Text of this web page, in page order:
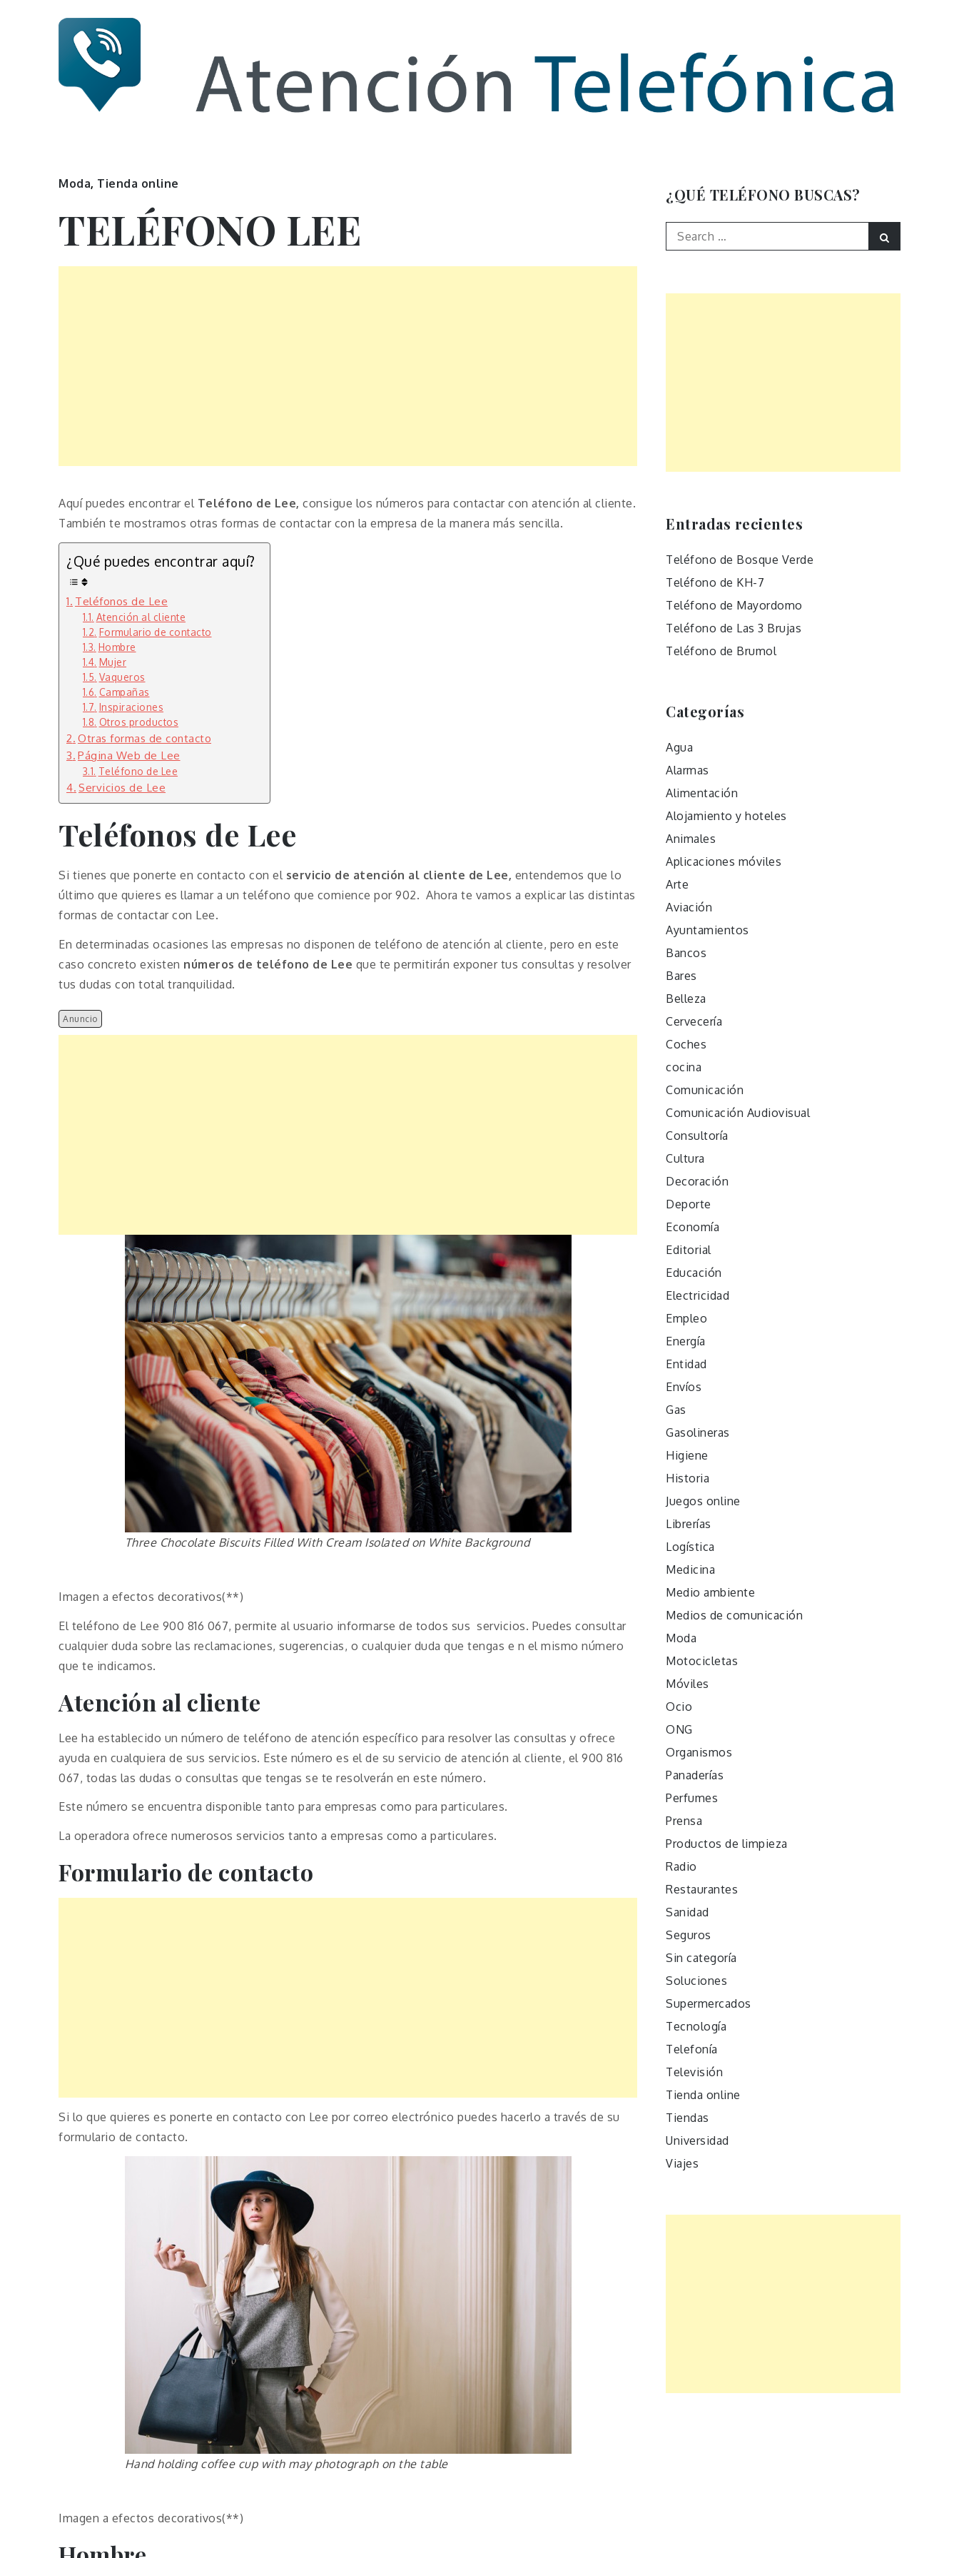
Numero de Información
Moda, Tienda online
TELÉFONO LEE
Aquí puedes encontrar elTeléfono de Lee, consigue los números para contactar con atención al cliente.
También te mostramos otras formas de contactar con la empresa de la manera más sencilla.
¿Qué puedes encontrar aquí?
Teléfonos de Lee
Atención al cliente
Formulario de contacto
Hombre
Mujer
Vaqueros
Campañas
Inspiraciones
Otros productos
Otras formas de contacto
Página Web de Lee
Teléfono de Lee
Servicios de Lee
Teléfonos de Lee
Si tienes que ponerte en contacto con el servicio de atención al cliente de Lee, entendemos que lo
último que quieres es llamar a un teléfono que comience por 902. Ahora te vamos a explicar las distintas
formas de contactar con Lee.
En determinadas ocasiones las empresas no disponen de teléfono de atención al cliente, pero en este
caso concreto existen números de teléfono de Lee que te permitirán exponer tus consultas y resolver
tus dudas con total tranquilidad.
Anuncio
Three Chocolate Biscuits Filled With Cream Isolated on White Background
Imagen a efectos decorativos(**)
El teléfono de Lee 900 816 067, permite al usuario informarse de todos sus servicios. Puedes consultar
cualquier duda sobre las reclamaciones, sugerencias, o cualquier duda que tengas e n el mismo número
que te indicamos.
Atención al cliente
Lee ha establecido un número de teléfono de atención específico para resolver las consultas y ofrece
ayuda en cualquiera de sus servicios. Este número es el de su servicio de atención al cliente, el 900 816
067, todas las dudas o consultas que tengas se te resolverán en este número.
Este número se encuentra disponible tanto para empresas como para particulares.
La operadora ofrece numerosos servicios tanto a empresas como a particulares.
Formulario de contacto
Si lo que quieres es ponerte en contacto con Lee por correo electrónico puedes hacerlo a través de su
formulario de contacto.
Hand holding coffee cup with may photograph on the table
Imagen a efectos decorativos(**)
¿QUÉ TELÉFONO BUSCAS?
Search
for:
Entradas recientes
Teléfono de Bosque Verde
Teléfono de KH-7
Teléfono de Mayordomo
Teléfono de Las 3 Brujas
Teléfono de Brumol
Categorías
Agua
Alarmas
Alimentación
Alojamiento y hoteles
Animales
Aplicaciones móviles
Arte
Aviación
Ayuntamientos
Bancos
Bares
Belleza
Cervecería
Coches
cocina
Comunicación
Comunicación Audiovisual
Consultoría
Cultura
Decoración
Deporte
Economía
Editorial
Educación
Electricidad
Empleo
Energía
Entidad
Envíos
Gas
Gasolineras
Higiene
Historia
Juegos online
Librerías
Logística
Medicina
Medio ambiente
Medios de comunicación
Moda
Motocicletas
Móviles
Ocio
ONG
Organismos
Panaderías
Perfumes
Prensa
Productos de limpieza
Radio
Restaurantes
Sanidad
Seguros
Sin categoría
Soluciones
Supermercados
Tecnología
Telefonía
Televisión
Tienda online
Tiendas
Universidad
Viajes